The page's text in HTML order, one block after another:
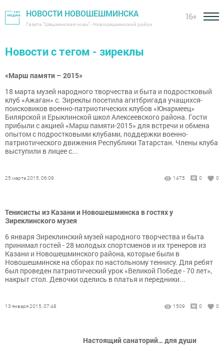
НОВОСТИ НОВОШЕШМИНСКА
Газета "Шешминская новь" - Новошешминский район
16+
Новости с тегом - зиреклы
«Марш памяти – 2015»
18 марта музей народного творчества и быта и подростковый
клуб «Ажаган» с. Зиреклы посетила агитбригада учащихся-
поисковиков военно-патриотических клубов «Юнармеец»
Билярской и Ерыклинской школ Алексеевского района. Гости
прибыли с акцией «Марш памяти-2015» для встречи и обмена
опытом с подростковыми клубами, поддержки военно-
патриотического движения Республики Татарстан. Члены клуба
выступили в лицее с...
25 марта 2015, 06:09 1475 0 0
Тенисисты из Казани и Новошешминска в гостях у
Зиреклинского музея
6 января Зиреклинский музей народного творчества и быта
принимал гостей - 28 молодых спортсменов и их тренеров из
Казани и Новошешминского района, которые были в
Новошешминске на сборах по настольному теннису. Для ребят
был проведен патриотический урок «Великой Победе - 70 лет»,
накрыт стол. Девочки оделись в платья и передники...
13 января 2015, 07:48 1509 0 0
Настоящий санаторий… для души